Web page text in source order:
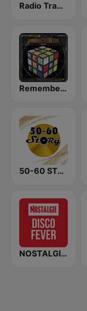
Radio Transmundial 60 70 80 e 90
Remember 70-80
50-60 STORY
NOSTALGIE Disco Fever